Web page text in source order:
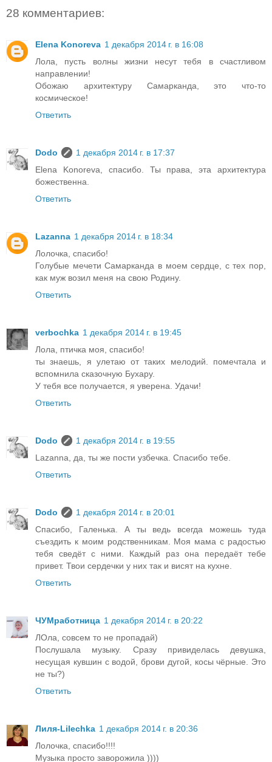
28 комментариев:
Elena Konoreva 1 декабря 2014 г. в 16:08
Лола, пусть волны жизни несут тебя в счастливом
направлении!
Обожаю архитектуру Самарканда, это что-то
космическое!
Ответить
Dodo
1 декабря 2014 г. в 17:37
Elena Konoreva, спасибо. Ты права, эта архитектура
божественна.
Ответить
Lazanna 1 декабря 2014 г. в 18:34
Лолочка, спасибо!
Голубые мечети Самарканда в моем сердце, с тех пор,
как муж возил меня на свою Родину.
Ответить
verbochka 1 декабря 2014 г. в 19:45
Лола, птичка моя, спасибо!
ты знаешь, я улетаю от таких мелодий. помечтала и
вспомнила сказочную Бухару.
У тебя все получается, я уверена. Удачи!
Ответить
Dodo
1 декабря 2014 г. в 19:55
Lazanna, да, ты же пости узбечка. Спасибо тебе.
Ответить
Dodo
1 декабря 2014 г. в 20:01
Спасибо, Галенька. А ты ведь всегда можешь туда
съездить к моим родственникам. Моя мама с радостью
тебя сведёт с ними. Каждый раз она передаёт тебе
привет. Твои сердечки у них так и висят на кухне.
Ответить
ЧУМработница 1 декабря 2014 г. в 20:22
ЛОла, совсем то не пропадай)
Послушала музыку. Сразу привиделась девушка,
несущая кувшин с водой, брови дугой, косы чёрные. Это
не ты?)
Ответить
Лиля-Lilechka 1 декабря 2014 г. в 20:36
Лолочка, спасибо!!!!
Музыка просто заворожила ))))